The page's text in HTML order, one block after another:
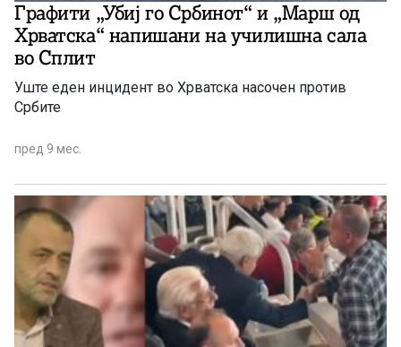
Графити „Убиј го Србинот“ и „Марш од
Хрватска“ напишани на училишна сала
во Сплит
Уште еден инцидент во Хрватска насочен против
Србите
пред 9 мес.